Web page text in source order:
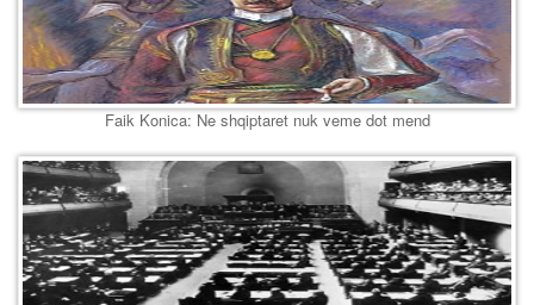
Faik Konica: Ne shqiptaret nuk veme dot mend